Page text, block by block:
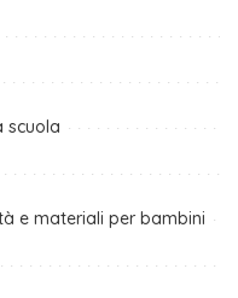
scuola
e materiali per bambini